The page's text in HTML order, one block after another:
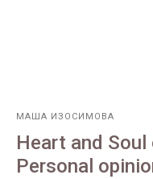
МАША ИЗОСИМОВА
Heart and
Personal